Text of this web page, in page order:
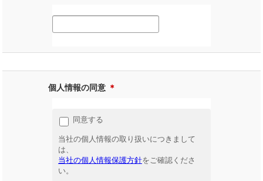
個人情報の同意 ＊
同意する
当社の個人情報の取り扱いにつきまして
は、
当社の個人情報保護方針をご確認くださ
い。